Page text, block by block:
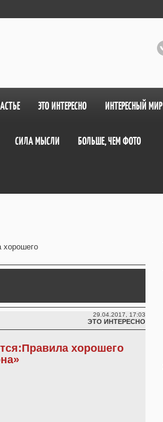
ЭТО ИНТЕРЕСНО ИНТЕРЕСНЫЙ МИР
СИЛА МЫСЛИ БОЛЬШЕ, ЧЕМ ФОТО
хорошего
29.04.2017, 17:03
ЭТО ИНТЕРЕСНО
хорошего